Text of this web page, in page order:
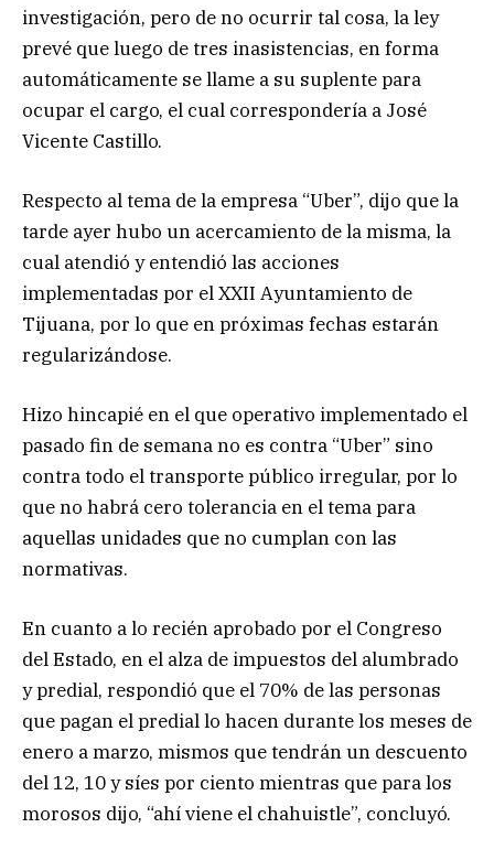
investigación, pero de no ocurrir tal cosa, la ley
prevé que luego de tres inasistencias, en forma
automáticamente se llame a su suplente para
ocupar el cargo, el cual correspondería a José
Vicente Castillo.
Respecto al tema de la empresa “Uber”, dijo que la
tarde ayer hubo un acercamiento de la misma, la
cual atendió y entendió las acciones
implementadas por el XXII Ayuntamiento de
Tijuana, por lo que en próximas fechas estarán
regularizándose.
Hizo hincapié en el que operativo implementado el
pasado fin de semana no es contra “Uber” sino
contra todo el transporte público irregular, por lo
que no habrá cero tolerancia en el tema para
aquellas unidades que no cumplan con las
normativas.
En cuanto a lo recién aprobado por el Congreso
del Estado, en el alza de impuestos del alumbrado
y predial, respondió que el 70% de las personas
que pagan el predial lo hacen durante los meses de
enero a marzo, mismos que tendrán un descuento
del 12, 10 y síes por ciento mientras que para los
morosos dijo, “ahí viene el chahuistle”, concluyó.